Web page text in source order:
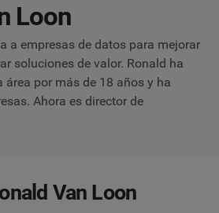
Loon
a empresas de datos para mejorar
soluciones de valor. Ronald ha
área por más de 18 años y ha
Ahora es director de
Van Loon